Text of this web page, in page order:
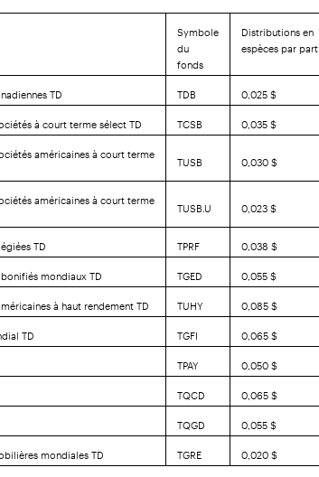
Symbole
du
fonds
Distributions en
espèces par part
TD TDB
0,025 $
à court terme sélect TD
TCSB
0,035 $
américaines à court terme
TUSB
0,030 $
américaines à court terme
TUSB.U
0,023 $
TD
TPRF
0,038 $
mondiaux TD
TGED
0,055 $
à haut rendement TD
TUHY
0,085 $
TD
TGFI
0,065 $
TPAY
0,050 $
TQCD
0,065 $
TQGD
0,055 $
mondiales TD
TGRE 0,020 $